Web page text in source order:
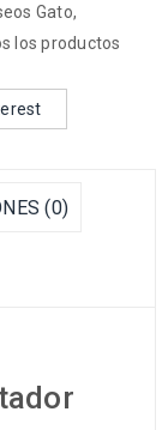
Gato,
los productos
(0)